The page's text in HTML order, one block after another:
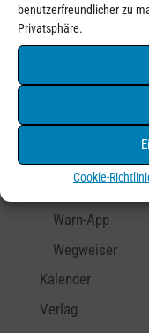
benutzerfreundlicher zu
Privatsphäre.
Cookie-
Corona
Hinweisschilder
Kita -
Parkplatz
Warn-App
Wegweiser
Kalender
Verlag